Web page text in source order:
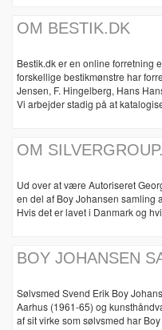
OM BESTIK.DK
Bestik.dk er en online forretning
forskellige bestikmønstre har
Jensen, F. Hingelberg, Hans
Vi arbejder stadig på at
OM
Ud over at være Autoriseret
en del af Boy Johansen samling
Hvis det er lavet i Danmark og
BOY JOHANSEN
Sølvsmed Svend Erik Boy
Aarhus (1961-65) og
af sit virke som sølvsmed har